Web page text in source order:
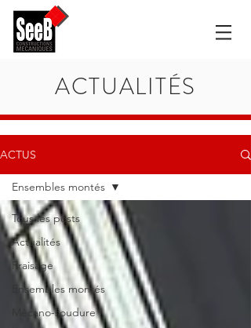
ACTUALITÉS
ACTUS
Tous les posts
Actualités
Fraisage
Ensembles montés
Mécano-soudure
Ensembles montés